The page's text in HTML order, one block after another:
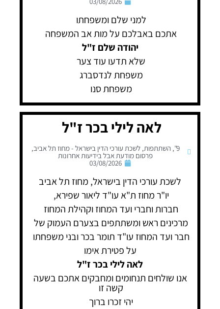
למני שלם ומשפחתו
אתכם באבלכם על מות אב המשפחה
יהודה שלם ז"ל
שלא תדעו עוד צער
משפחת לנדסברג
משפחת סנו
לאה לילי בכר ז"ל
9"
,השתתפות,לשכת עורכי הדין בישראל - מחוז תל אביב,
פרסום מודעת אבל בידיעות אחרונות
03/08/2026
לשכת עורכי הדין בישראל, מחוז תל אביב
יו"ר מחוז ת"א עו"ד ליאור שפירא,
חברות וחברי ועד המחוז וקהילת המחוז
מרכינים ראש ומשתתפים בצערם העמוק של
חבר ועד המחוז עו"ד תומר בכר ובני משפחתו
על פטירת אימו
לאה לילי בכר ז"ל
אנו שולחים תנחומים ומחבקים אתכם בשעה
קשה זו
יהי זכרו ברוך